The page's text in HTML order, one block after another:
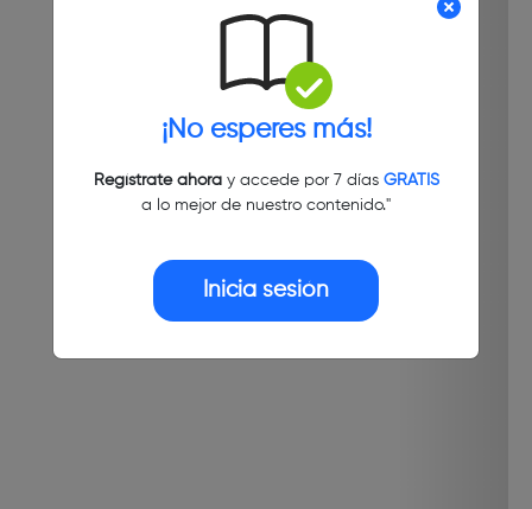
¡No esperes más!
Regístrate ahoray accede por 7 días GRATIS
a lo mejor de nuestro contenido."
Inicia sesión